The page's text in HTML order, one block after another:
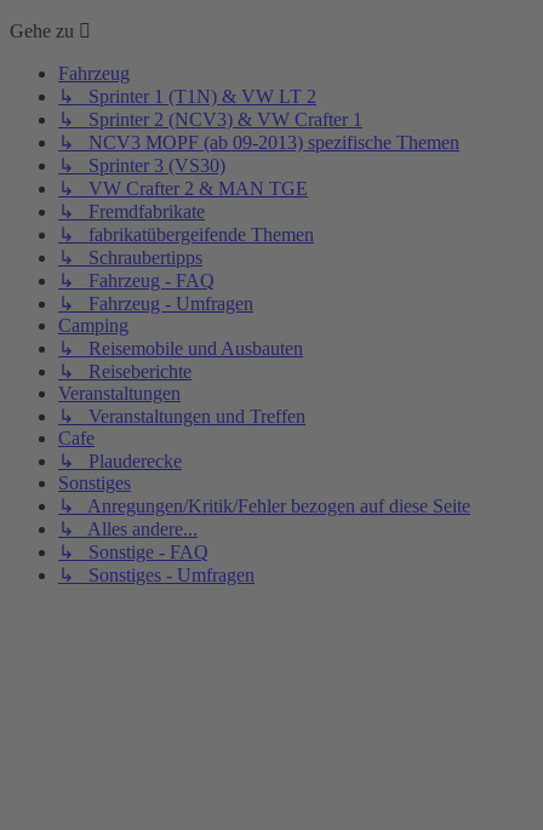
Gehe zu
Fahrzeug
↳ Sprinter 1 (T1N) & VW LT 2
↳ Sprinter 2 (NCV3) & VW Crafter 1
↳ NCV3 MOPF (ab 09-2013) spezifische Themen
↳ Sprinter 3 (VS30)
↳ VW Crafter 2 & MAN TGE
↳ Fremdfabrikate
↳ fabrikatübergeifende Themen
↳ Schraubertipps
↳ Fahrzeug - FAQ
↳ Fahrzeug - Umfragen
Camping
↳ Reisemobile und Ausbauten
↳ Reiseberichte
Veranstaltungen
↳ Veranstaltungen und Treffen
Cafe
↳ Plauderecke
Sonstiges
↳ Anregungen/Kritik/Fehler bezogen auf diese Seite
↳ Alles andere...
↳ Sonstige - FAQ
↳ Sonstiges - Umfragen